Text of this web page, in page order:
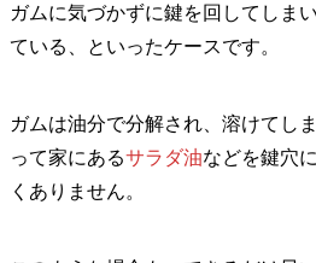
ガムに気づかずに鍵を回してしま
ている、といったケースです。
ガムは油分で分解され、溶けてし
って家にあるサラダ油などを鍵穴
くありません。